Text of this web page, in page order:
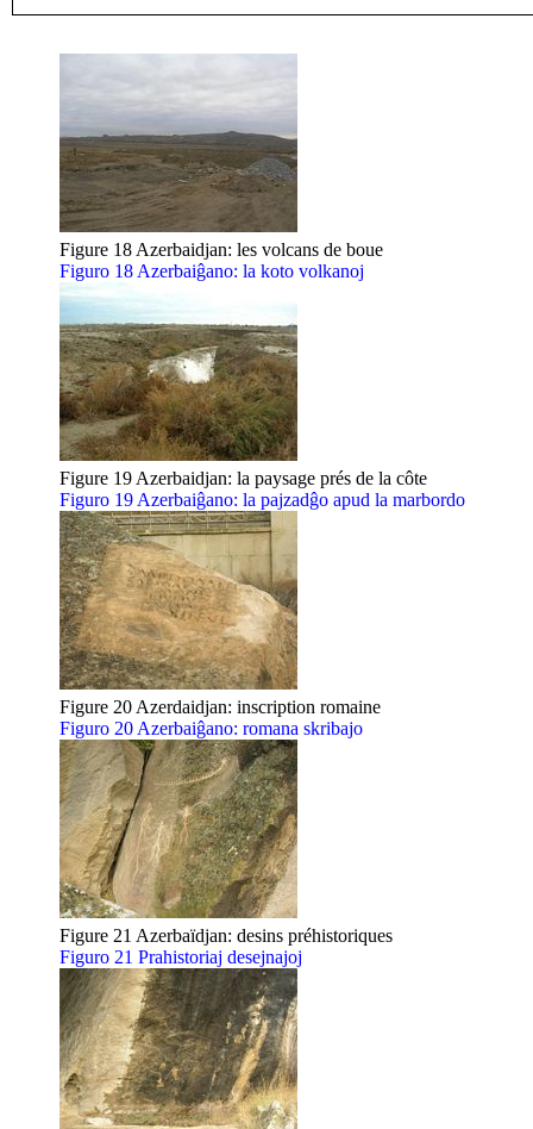
Figure 18 Azerbaidjan: les volcans de boue
Figuro 18 Azerbaiĝano: la koto volkanoj
Figure 19 Azerbaidjan: la paysage prés de la côte
Figuro 19 Azerbaiĝano: la pajzadĝo apud la marbordo
Figure 20 Azerdaidjan: inscription romaine
Figuro 20 Azerbaiĝano: romana skribajo
Figure 21 Azerbaïdjan: desins préhistoriques
Figuro 21 Prahistoriaj desejnajoj